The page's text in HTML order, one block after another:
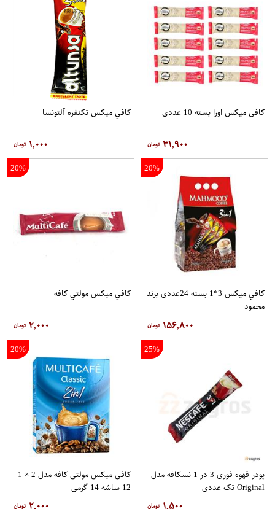
کافی میکس اورا بسته 10 عددی
۳۱,۹۰۰
کافي ميکس تکنفره آلتونسا
۱,۰۰۰
20%
کافي ميکس 3*1 بسته 24عددی برند
محمود
۱۵۶,۸۰۰
20%
کافي ميکس مولتي کافه
۲,۰۰۰
25%
پودر قهوه فوری 3 در 1 نسکافه مدل
Original تک عددی
20%
کافی میکس مولتی کافه مدل 2 × 1 -
12 ساشه 14 گرمی